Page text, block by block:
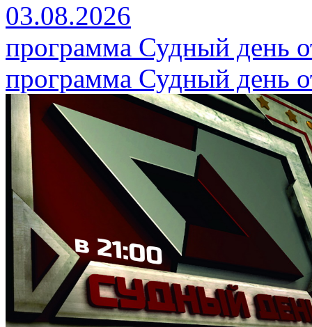
03.08.2026
программа Судный день
программа Судный день